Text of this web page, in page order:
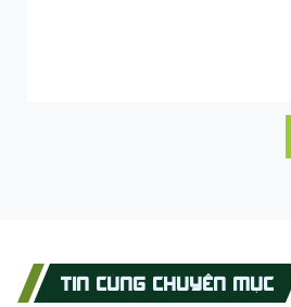
TIN CÙNG CHUYÊN MỤC